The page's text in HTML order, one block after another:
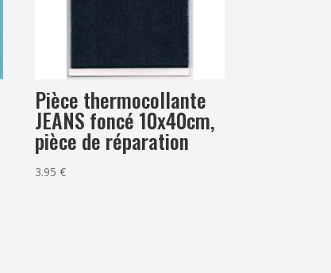
Pièce thermocollante
JEANS foncé 10x40cm,
pièce de réparation
3.95€